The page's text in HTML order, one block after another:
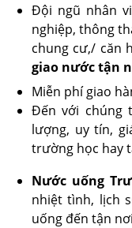
Đội ngũ nhân
nghiệp, thông
chung cư,/ căn
giao nước tận
Miễn phí giao
Đến với chúng
lượng, uy tín,
trường học hay
Nước uống
nhiệt tình, lịch
uống đến tận